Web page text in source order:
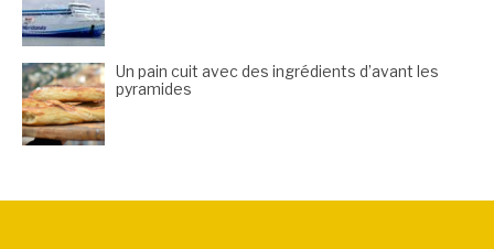
Un pain cuit avec des ingrédients d’avant les
pyramides